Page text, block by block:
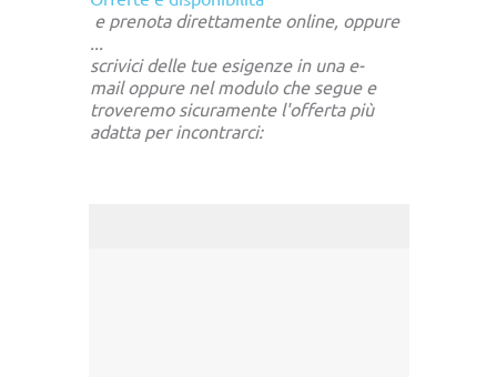
e prenota direttamente online, oppure
...
scrivici delle tue esigenze in una e-
mailoppure nel modulo che segue e
troveremo sicuramente l'offerta più
adatta per incontrarci: